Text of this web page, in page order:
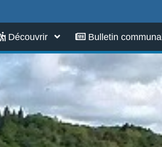
Découvrir Bulletin communal